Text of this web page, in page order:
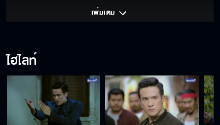
คนอย่างลื้อต้องตายด้วยมืออั๊ว
เพิ่มเติม
ไฮไลท์